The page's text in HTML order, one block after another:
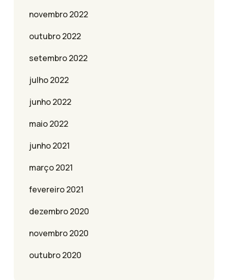
novembro 2022
outubro 2022
setembro 2022
julho 2022
junho 2022
maio 2022
junho 2021
março 2021
fevereiro 2021
dezembro 2020
novembro 2020
outubro 2020